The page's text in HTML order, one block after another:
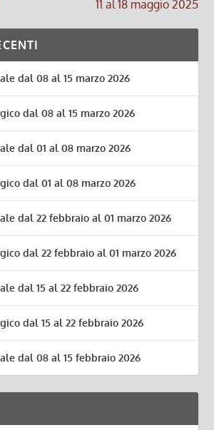
11 al 18 maggio 2025
dal 08 al 15 marzo 2026
dal 08 al 15 marzo 2026
dal 01 al 08 marzo 2026
dal 01 al 08 marzo 2026
dal 22 febbraio al 01 marzo 2026
dal 22 febbraio al 01 marzo 2026
dal 15 al 22 febbraio 2026
dal 15 al 22 febbraio 2026
dal 08 al 15 febbraio 2026